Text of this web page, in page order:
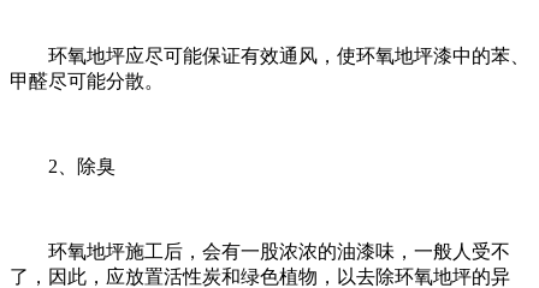
环氧地坪应尽可能保证有效通风，使环氧地坪漆中的苯、
甲醛尽可能分散。
2、除臭
环氧地坪施工后，会有一股浓浓的油漆味，一般人受不
了，因此，应放置活性炭和绿色植物，以去除环氧地坪的异